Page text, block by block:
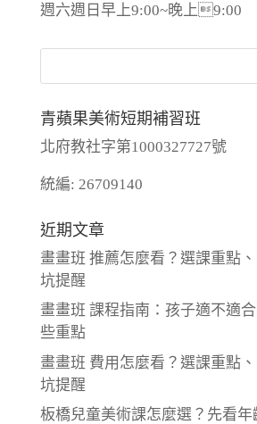
週六週日早上9:00~晚上9:00
青蘋果美術短期補習班
北府教社字第1000327727號
統編: 26709140
近期文章
畫畫班 推薦怎麼看？選課重點
坑提醒
畫畫班 課程指南：孩子適不適
些重點
畫畫班 費用怎麼看？選課重點
坑提醒
板橋兒童美術課怎麼選？先看